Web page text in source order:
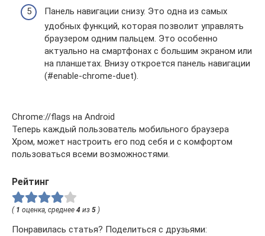
Панель навигации снизу. Это одна из самых
удобных функций, которая позволит управлять
браузером одним пальцем. Это особенно
актуально на смартфонах с большим экраном или
на планшетах. Внизу откроется панель навигации
(#enable-chrome-duet).
Chrome://flags на Android
Теперь каждый пользователь мобильного браузера
Хром, может настроить его под себя и с комфортом
пользоваться всеми возможностями.
Рейтинг
( 1 оценка, среднее 4 из 5 )
Понравилась статья? Поделиться с друзьями: